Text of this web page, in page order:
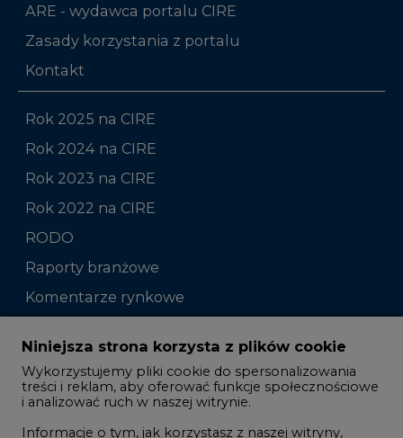
ARE - wydawca portalu CIRE
Zasady korzystania z portalu
Kontakt
Rok 2025 na CIRE
Rok 2024 na CIRE
Rok 2023 na CIRE
Rok 2022 na CIRE
RODO
Raporty branżowe
Komentarze rynkowe
Zmiany kadrowe na rynku
Studio CIRE
Rozmowy o energetyce
Gospodarka
Niniejsza strona korzysta z plików cookie
Wykorzystujemy pliki cookie do spersonalizowania
treści i reklam, aby oferować funkcje społecznościowe
i analizować ruch w naszej witrynie.
Informacje o tym, jak korzystasz z naszej witryny,